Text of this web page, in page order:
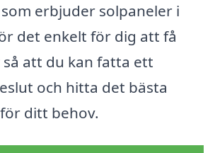
erbjuder solpaneler i
det enkelt för dig att få
att du kan fatta ett
och hitta det bästa
ditt behov.